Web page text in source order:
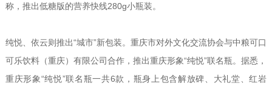
称，推出低糖版的营养快线280g小瓶装。
纯悦、依云则推出“城市”新包装。重庆市对外文化交流协会与中粮可口
可乐饮料（重庆）有限公司合作，推出重庆形象“纯悦”联名瓶。据悉，
重庆形象“纯悦”联名瓶一共6款，瓶身上包含解放碑、大礼堂、红岩